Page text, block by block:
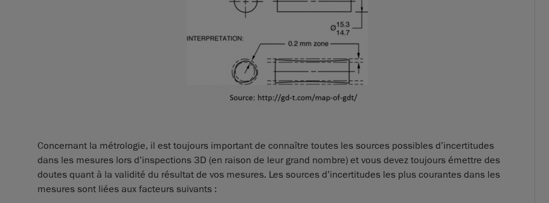
Concernant la métrologie, il est toujours important de connaître toutes les sources possibles d’incertitudes
dans les mesures lors d’inspections 3D (en raison de leur grand nombre) et vous devez toujours émettre des
doutes quant à la validité du résultat de vos mesures. Les sources d’incertitudes les plus courantes dans les
mesures sont liées aux facteurs suivants :